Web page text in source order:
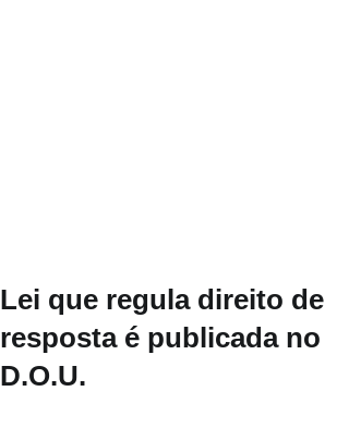
Lei que regula direito de
resposta é publicada no
D.O.U.